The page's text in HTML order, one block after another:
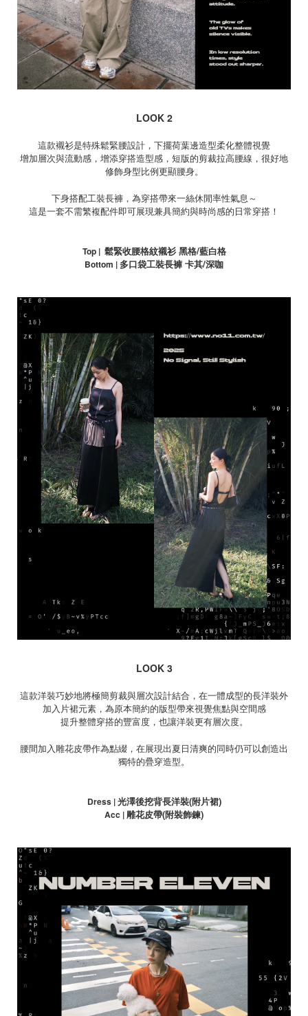
LOOK 2
這款襯衫是特殊鬆緊腰設計，下擺荷葉邊造型柔化整體視覺
增加層次與流動感，增添穿搭造型感，短版的剪裁拉高腰線，很好地
修飾身型比例更顯腰身。
下身搭配工裝長褲，為穿搭帶來一絲休閒率性氣息～
這是一套不需繁複配件即可展現兼具簡約與時尚感的日常穿搭！
Top | 鬆緊收腰格紋襯衫 黑格/藍白格
Bottom | 多口袋工裝長褲 卡其/深咖
LOOK 3
這款洋裝巧妙地將極簡剪裁與層次設計結合，在一體成型的長洋裝外
加入片裙元素，為原本簡約的版型帶來視覺焦點與空間感
提升整體穿搭的豐富度，也讓洋裝更有層次度。
腰間加入雕花皮帶作為點綴，在展現出夏日清爽的同時仍可以創造出
獨特的疊穿造型。
Dress |光澤後挖背長洋裝(附片裙)
Acc |雕花皮帶(附裝飾鍊)